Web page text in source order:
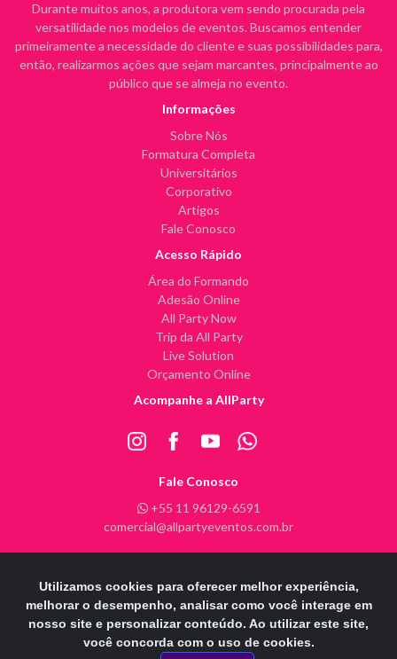
Utilizamos cookies para oferecer melhor experiência,
melhorar o desempenho, analisar como você interage em
nosso site e personalizar conteúdo. Ao utilizar este site,
você concorda com o uso de cookies.
Durante muitos anos, a produtora vem sendo procurada pela
versatilidade nos modelos de eventos. Buscamos entender
primeiramente a necessidade do cliente e suas possibilidades para,
então, realizarmos ações que sejam marcantes, principalmente ao
público que se almeja no evento.
Informações
Sobre Nós
Formatura Completa
Universitários
Corporativo
Artigos
Fale Conosco
Acesso Rápido
Área do Formando
Adesão Online
All Party Now
Trip da All Party
Live Solution
Orçamento Online
Acompanhe a AllParty
Fale Conosco
+55 11 96129-6591
comercial@allpartyeventos.com.br
All Party Eventos @ 2026 - Todos os direitos reservados
POWEREDBYINFINITY ARTS